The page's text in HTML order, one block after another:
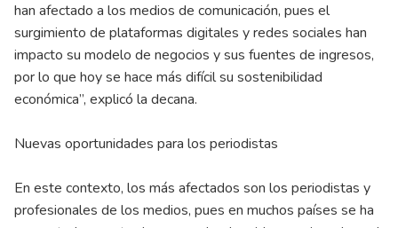
han afectado a los medios de comunicación, pues el
surgimiento de plataformas digitales y redes sociales han
impacto su modelo de negocios y sus fuentes de ingresos,
por lo que hoy se hace más difícil su sostenibilidad
económica”, explicó la decana.
Nuevas oportunidades para los periodistas
En este contexto, los más afectados son los periodistas y
profesionales de los medios, pues en muchos países se ha